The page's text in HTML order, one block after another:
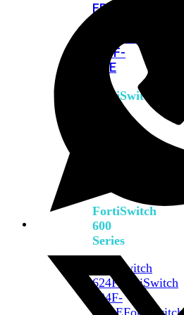
FPOE
424F-
POE
FortiSwitch
FortiSwitch
600
Series
FortiSwitch
624F FortiSwitch
624F-
FPOEFortiSwitch